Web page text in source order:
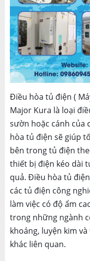
Điều hòa tủ điện (
Major Kura là loại
sườn hoặc cánh của
hòa tủ điện sẽ giúp
bên trong tủ điện
thiết bị điện kéo dài
quả. Điều hòa tủ
các tủ điện công
làm việc có độ ẩm
trong những ngành
khoáng, luyện kim
khác liên quan.